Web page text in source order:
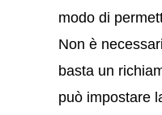
modo di
Non è
basta un
può impostare